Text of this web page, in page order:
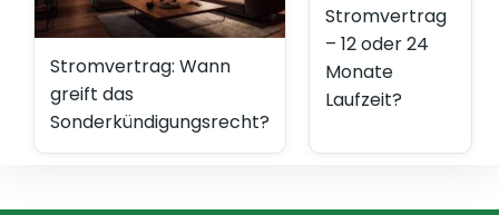
Stromvertrag: Wann
greift das
Sonderkündigungsrecht?
Stromvertrag
– 12 oder 24
Monate
Laufzeit?